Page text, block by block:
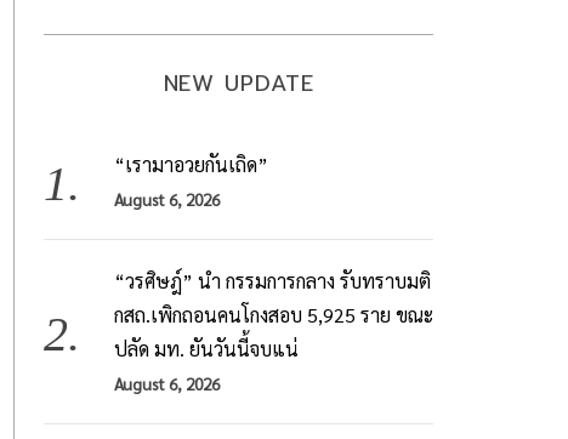
NEW UPDATE
“เรามาอวยกันเถิด”
August 6, 2026
“วรศิษฎ์” นำ กรรมการกลาง รับทราบมติ
กสถ.เพิกถอนคนโกงสอบ 5,925 ราย ขณะ
ปลัด มท. ยันวันนี้จบแน่
August 6, 2026